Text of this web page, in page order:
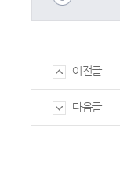
이전글
다음글